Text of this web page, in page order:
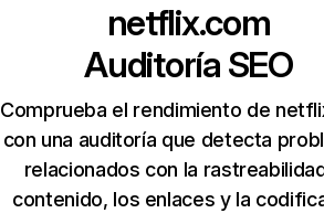
netflix.com
Auditoría SEO
Comprueba el rendimiento de
con una auditoría que detecta
relacionados con la
contenido, los enlaces y la